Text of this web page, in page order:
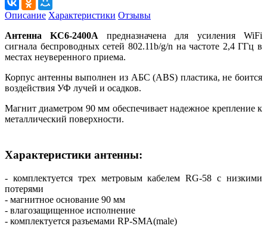
Описание Характеристики Отзывы
Антенна KC6-2400A предназначена для усиления WiFi
сигнала беспроводных сетей 802.11b/g/n на частоте 2,4 ГГц в
местах неуверенного приема.
Корпус антенны выполнен из АБС (ABS) пластика, не боится
воздействия УФ лучей и осадков.
Магнит диаметром 90 мм обеспечивает надежное крепление к
металлический поверхности.
Характеристики антенны:
- комплектуется трех метровым кабелем RG-58 с низкими
потерями
- магнитное основание 90 мм
- влагозащищенное исполнение
- комплектуется разъемами RP-SMA(male)